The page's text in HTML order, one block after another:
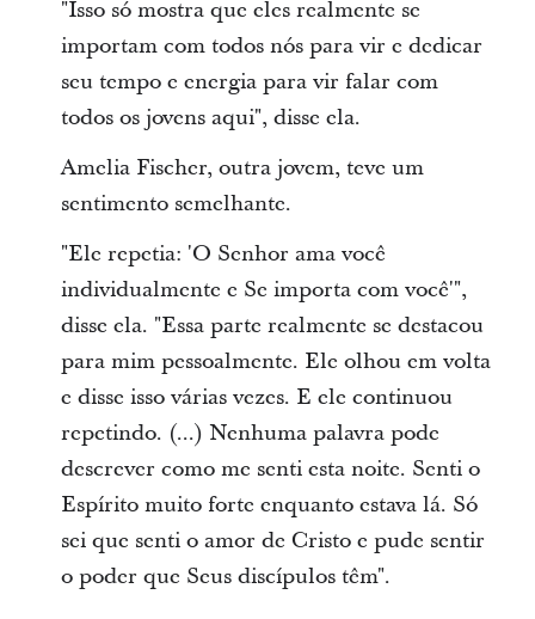
"Isso só mostra que eles realmente se
importam com todos nós para vir e dedicar
seu tempo e energia para vir falar com
todos os jovens aqui", disse ela.
Amelia Fischer, outra jovem, teve um
sentimento semelhante.
"Ele repetia: 'O Senhor ama você
individualmente e Se importa com você'",
disse ela. "Essa parte realmente se destacou
para mim pessoalmente. Ele olhou em volta
e disse isso várias vezes. E ele continuou
repetindo. (...) Nenhuma palavra pode
descrever como me senti esta noite. Senti o
Espírito muito forte enquanto estava lá. Só
sei que senti o amor de Cristo e pude sentir
o poder que Seus discípulos têm".